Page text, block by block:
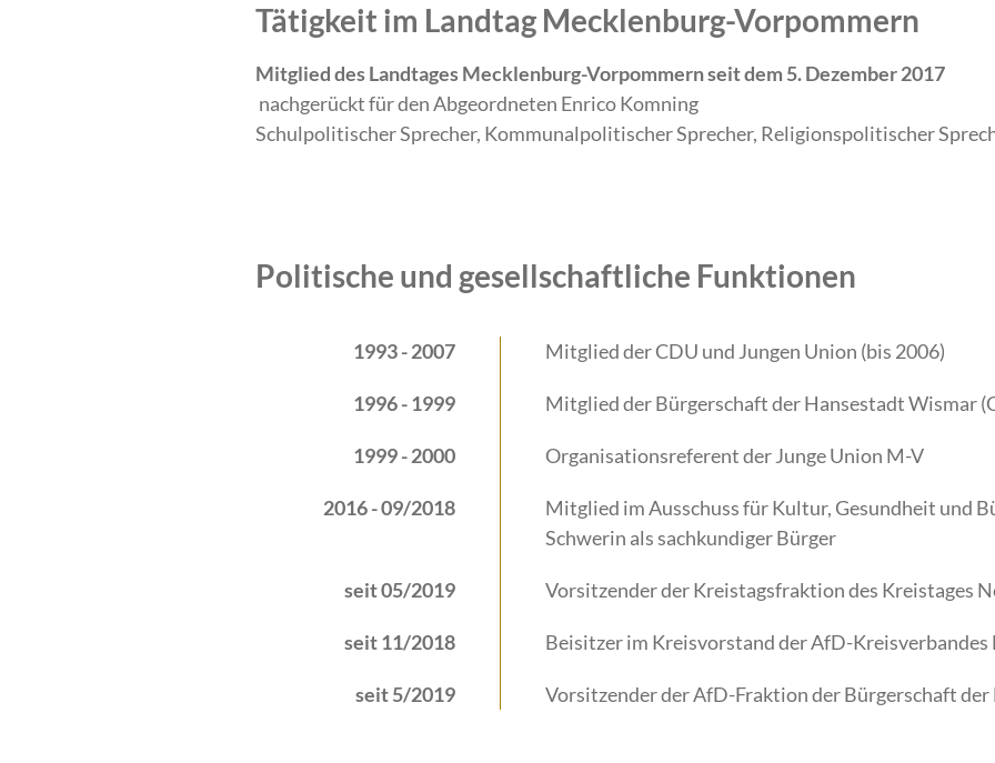
Tätigkeit im Landtag Mecklenburg-Vorpommern
Mitglied des Landtages Mecklenburg-Vorpommern seit dem 5. Dezember 2017
nachgerückt für den Abgeordneten Enrico Komning
Schulpolitischer Sprecher, Kommunalpolitischer Sprecher, Religionspolitischer
Politische und gesellschaftliche Funktionen
1993 - 2007 Mitglied der CDU und Jungen Union (bis 2006)
1996 - 1999 Mitglied der Bürgerschaft der Hansestadt Wismar
1999 - 2000 Organisationsreferent der Junge Union M-V
2016 - 09/2018
Mitglied im Ausschuss für Kultur, Gesundheit und
Schwerin als sachkundiger Bürger
seit 05/2019 Vorsitzender der Kreistagsfraktion des Kreistages
seit 11/2018 Beisitzer im Kreisvorstand der AfD-
seit 5/2019 Vorsitzender der AfD-Fraktion der Bürgerschaft